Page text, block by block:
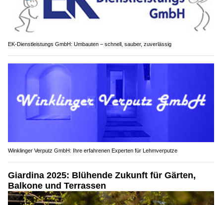
EK-Dienstleistungs GmbH: Umbauten – schnell, sauber, zuverlässig
Winklinger Verputz GmbH: Ihre erfahrenen Experten für Lehmverputze
Giardina 2025: Blühende Zukunft für Gärten,
Balkone und Terrassen